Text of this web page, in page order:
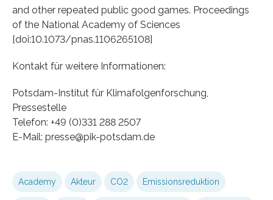
and other repeated public good games. Proceedings
of the National Academy of Sciences
[doi:10.1073/pnas.1106265108]
Kontakt für weitere Informationen:
Potsdam-Institut für Klimafolgenforschung,
Pressestelle
Telefon: +49 (0)331 288 2507
E-Mail: presse@pik-potsdam.de
Academy Akteur CO2 Emissionsreduktion